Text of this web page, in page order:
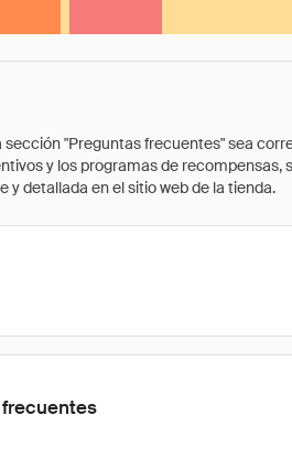
"Preguntas frecuentes" sea
y los programas de
detallada en el sitio web de la tienda.